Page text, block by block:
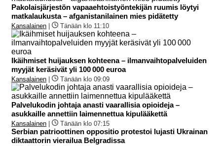
Pakolaisjärjestön vapaaehtoistyöntekijän ruumis löytyi
matkalaukusta – afganistanilainen mies pidätetty
Kansalainen Tänään klo 11:10
Ikäihmiset huijauksen kohteena – ilmanvaihtopalveluiden
myyjät keräsivät yli 100 000 euroa
Kansalainen Tänään klo 09:09
Palvelukodin johtaja anasti vaarallisia opioideja –
asukkaille annettiin laimennettua kipulääkettä
Kansalainen Tänään klo 07:15
Serbian patrioottinen oppositio protestoi lujasti Ukrainan
diktaattorin vierailua Belgradissa